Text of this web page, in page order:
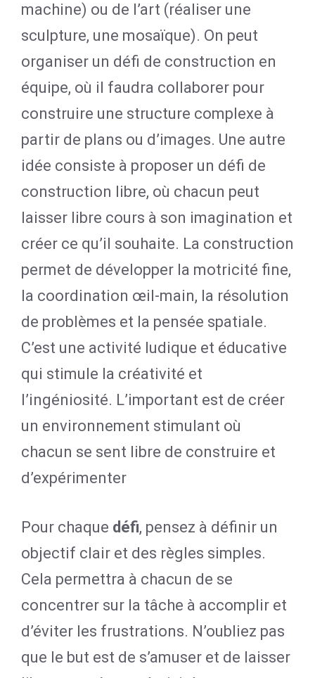
machine) ou de l’art (réaliser une
sculpture, une mosaïque). On peut
organiser un défi de construction en
équipe, où il faudra collaborer pour
construire une structure complexe à
partir de plans ou d’images. Une autre
idée consiste à proposer un défi de
construction libre, où chacun peut
laisser libre cours à son imagination et
créer ce qu’il souhaite. La construction
permet de développer la motricité fine,
la coordination œil-main, la résolution
de problèmes et la pensée spatiale.
C’est une activité ludique et éducative
qui stimule la créativité et
l’ingéniosité. L’important est de créer
un environnement stimulant où
chacun se sent libre de construire et
d’expérimenter
Pour chaque défi, pensez à définir un
objectif clair et des règles simples.
Cela permettra à chacun de se
concentrer sur la tâche à accomplir et
d’éviter les frustrations. N’oubliez pas
que le but est de s’amuser et de laisser